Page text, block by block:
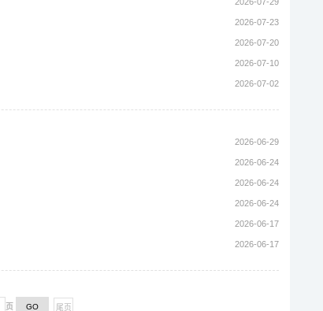
2026-07-23
2026-07-20
2026-07-10
2026-07-02
2026-06-29
2026-06-24
2026-06-24
2026-06-24
2026-06-17
2026-06-17
页 尾页